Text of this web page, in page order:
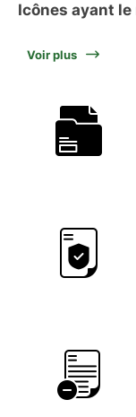
Icônes ayant
Voir plus